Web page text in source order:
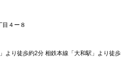
目４ー８
より徒歩約2分 相鉄本線「大和駅」より徒歩